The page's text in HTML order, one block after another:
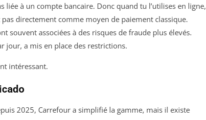
liée à un compte bancaire. Donc quand tu l’utilises en ligne,
directement comme moyen de paiement classique.
souvent associées à des risques de fraude plus élevés.
jour, a mis en place des restrictions.
intéressant.
2025, Carrefour a simplifié la gamme, mais il existe